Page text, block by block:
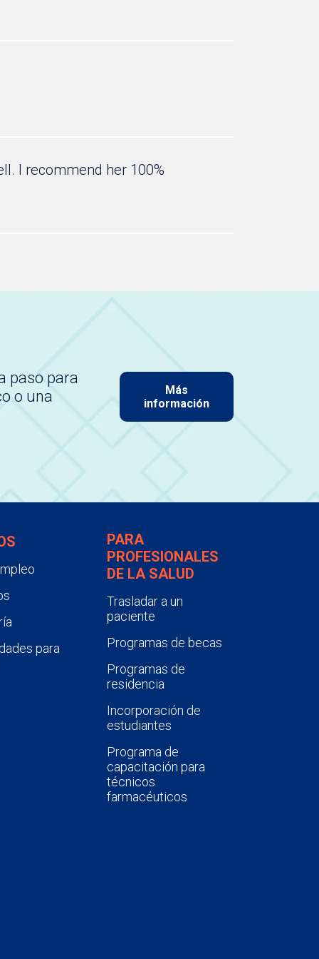
I recommend her 100%
paso para
o una
Más
información
para
PARA
PROFESIONALES
DE LA SALUD
Trasladar a un
paciente
Programas de becas
Programas de
residencia
Incorporación de
estudiantes
Programa de
capacitación para
técnicos
farmacéuticos